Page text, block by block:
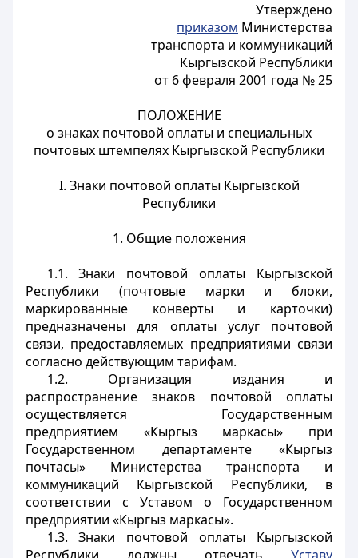
Утверждено
приказом Министерства
транспорта и коммуникаций
Кыргызской Республики
от 6 февраля 2001 года № 25
ПОЛОЖЕНИЕ
о знаках почтовой оплаты и специальных
почтовых штемпелях Кыргызской Республики
I. Знаки почтовой оплаты Кыргызской
Республики
1. Общие положения
1.1. Знаки почтовой оплаты Кыргызской
Республики (почтовые марки и блоки,
маркированные конверты и карточки)
предназначены для оплаты услуг почтовой
связи, предоставляемых предприятиями связи
согласно действующим тарифам.
1.2. Организация издания и
распространение знаков почтовой оплаты
осуществляется Государственным
предприятием «Кыргыз маркасы» при
Государственном департаменте «Кыргыз
почтасы» Министерства транспорта и
коммуникаций Кыргызской Республики, в
соответствии с Уставом о Государственном
предприятии «Кыргыз маркасы».
1.3. Знаки почтовой оплаты Кыргызской